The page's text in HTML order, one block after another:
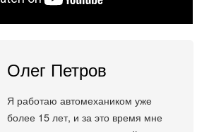
Олег Петров
Я работаю автомехаником уже
более 15 лет, и за это время мне